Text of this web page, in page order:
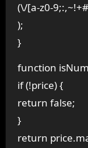
(\/[a-z0-
);
}
function
if (!price) {
return false;
}
return